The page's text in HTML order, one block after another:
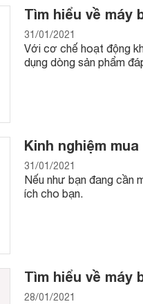
Tìm hiểu về máy
31/01/2021
Với cơ chế hoạt động
dụng dòng sản phẩm
Kinh nghiệm
31/01/2021
Nếu như bạn đang cần
ích cho bạn.
Tìm hiểu về máy
28/01/2021